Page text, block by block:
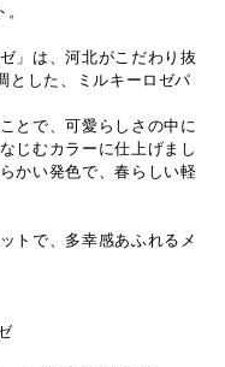
。
」は、河北がこだわり抜
とした、ミルキーロゼパ
とで、可愛らしさの中に
じむカラーに仕上げまし
かい発⾊で、春らしい軽
トで、多幸感あふれるメ